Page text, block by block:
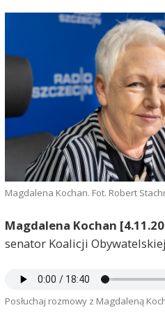
Magdalena Kochan. Fot. Robert
Magdalena Kochan
senator Koalicji Obywatelskiej
Posłuchaj rozmowy z Magdaleną